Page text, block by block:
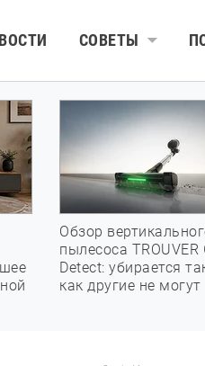
СОВЕТЫ
Обзор
пылесоса TROUVER
Detect: убирается
как другие не могут